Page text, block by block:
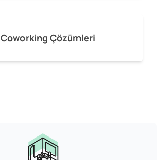
Coworking Çözümleri